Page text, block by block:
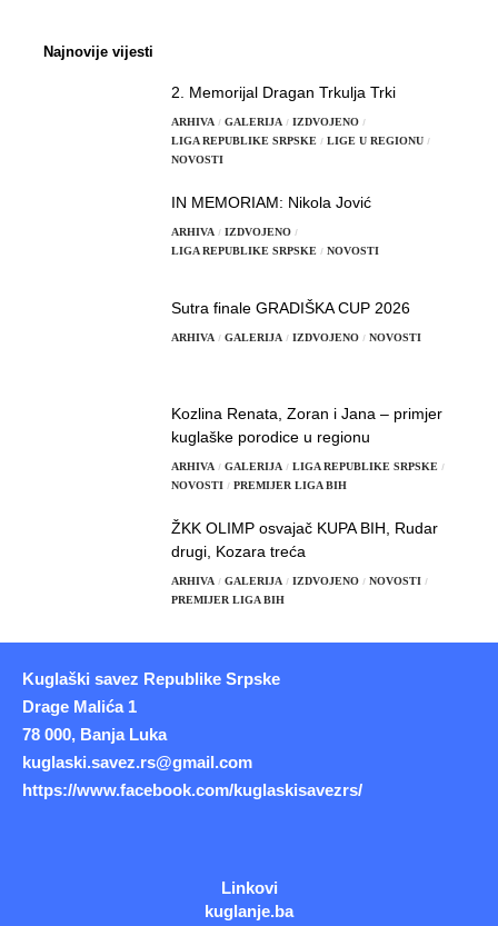
Najnovije vijesti
2. Memorijal Dragan Trkulja Trki
ARHIVA GALERIJA
IZDVOJENO
LIGA REPUBLIKE SRPSKE
LIGE U REGIONU
NOVOSTI
IN MEMORIAM: Nikola Jović
ARHIVA
IZDVOJENO
LIGA REPUBLIKE SRPSKE
NOVOSTI
Sutra finale GRADIŠKA CUP 2026
ARHIVA GALERIJA IZDVOJENO NOVOSTI
Kozlina Renata, Zoran i Jana – primjer
kuglaške porodice u regionu
ARHIVA GALERIJA
LIGA REPUBLIKE SRPSKE
NOVOSTI
PREMIJER LIGA BIH
ŽKK OLIMP osvajač KUPA BIH, Rudar
drugi, Kozara treća
ARHIVA GALERIJA IZDVOJENO
NOVOSTI
PREMIJER LIGA BIH
Kuglaški savez Republike Srpske
Drage Malića 1
78 000, Banja Luka
kuglaski.savez.rs@gmail.com
https://www.facebook.com/kuglaskisavezrs/
Linkovi
kuglanje.ba